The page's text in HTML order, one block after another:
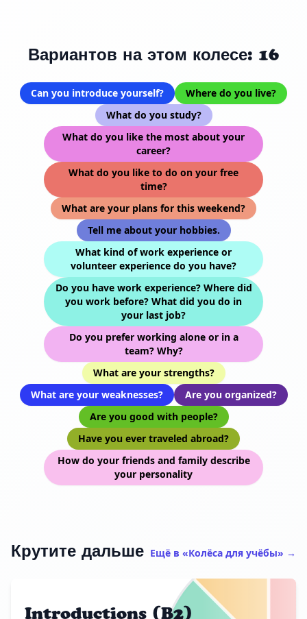
Вариантов на этом колесе: 16
Can you introduce yourself?
Where do you live?
What do you study?
What do you like the most about your
career?
What do you like to do on your free
time?
What are your plans for this weekend?
Tell me about your hobbies.
What kind of work experience or
volunteer experience do you have?
Do you have work experience? Where did
you work before? What did you do in
your last job?
Do you prefer working alone or in a
team? Why?
What are your strengths?
What are your weaknesses?
Are you organized?
Are you good with people?
Have you ever traveled abroad?
How do your friends and family describe
your personality
Крутите дальше Ещё в «Колёса для учёбы» →
Introductions (B2)